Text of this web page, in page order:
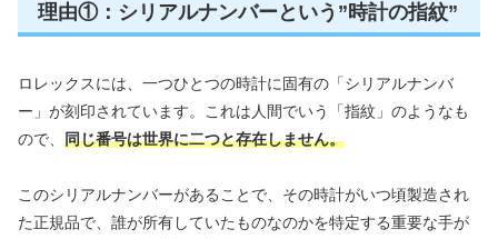
理由①：シリアルナンバーという”時計の指紋”
ロレックスには、一つひとつの時計に固有の「シリアルナンバ
ー」が刻印されています。これは人間でいう「指紋」のようなも
ので、 同じ番号は世界に二つと存在しません。
このシリアルナンバーがあることで、その時計がいつ頃製造され
た正規品で、誰が所有していたものなのかを特定する重要な手が